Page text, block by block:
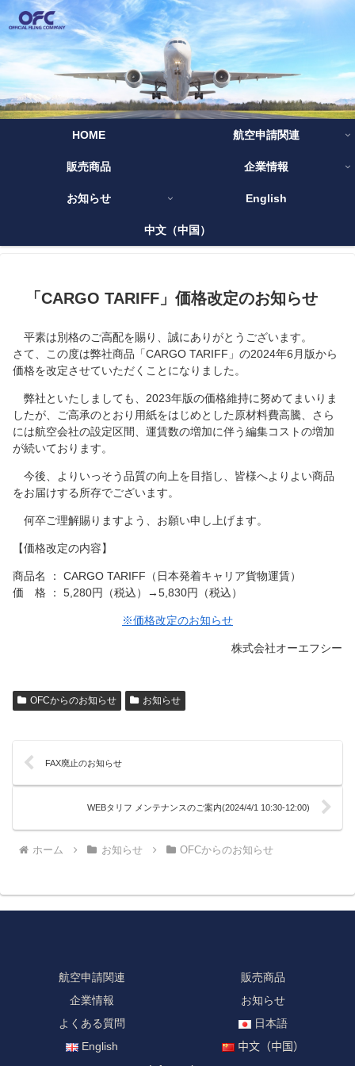
HOME 航空申請関連
販売商品 企業情報
お知らせ English
中文（中国）
「CARGO TARIFF」価格改定のお知らせ
平素は別格のご高配を賜り、誠にありがとうございます。
さて、この度は弊社商品「CARGO TARIFF」の2024年6月版から
価格を改定させていただくことになりました。
弊社といたしましても、2023年版の価格維持に努めてまいりま
したが、ご高承のとおり用紙をはじめとした原材料費高騰、さら
には航空会社の設定区間、運賃数の増加に伴う編集コストの増加
が続いております。
今後、よりいっそう品質の向上を目指し、皆様へよりよい商品
をお届けする所存でございます。
何卒ご理解賜りますよう、お願い申し上げます。
【価格改定の内容】
商品名 ： CARGO TARIFF（日本発着キャリア貨物運賃）
価 格 ： 5,280円（税込）→5,830円（税込）
※価格改定のお知らせ
株式会社オーエフシー
OFCからのお知らせ お知らせ
FAX廃止のお知らせ
WEBタリフ メンテナンスのご案内(2024/4/1 10:30-12:00)
ホーム お知らせ OFCからのお知らせ
航空申請関連
販売商品
企業情報
お知らせ
よくある質問
日本語
English
中文（中国）